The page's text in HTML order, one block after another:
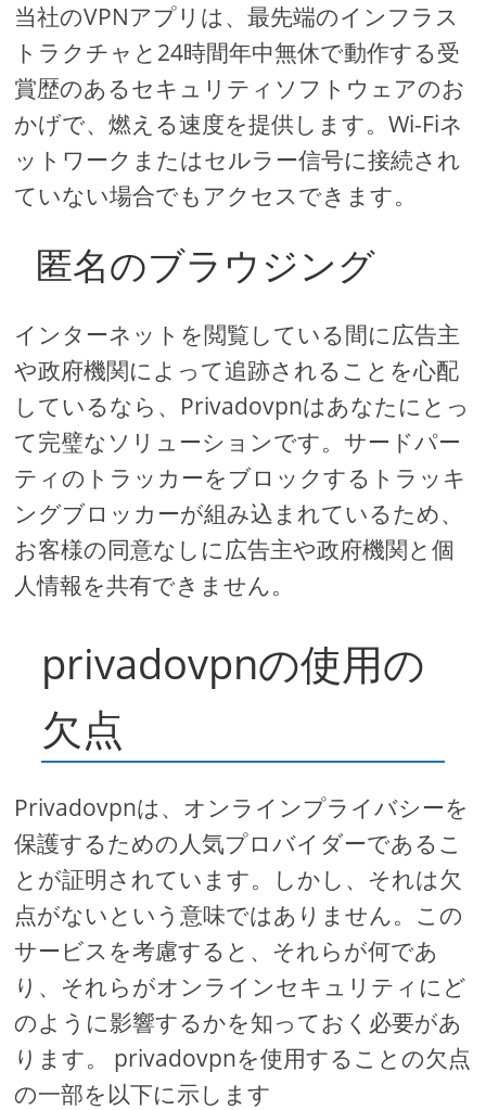
当社のVPNアプリは、最先端のインフラス
トラクチャと24時間年中無休で動作する受
賞歴のあるセキュリティソフトウェアのお
かげで、燃える速度を提供します。Wi-Fiネ
ットワークまたはセルラー信号に接続され
ていない場合でもアクセスできます。
匿名のブラウジング
インターネットを閲覧している間に広告主
や政府機関によって追跡されることを心配
しているなら、Privadovpnはあなたにとっ
て完璧なソリューションです。サードパー
ティのトラッカーをブロックするトラッキ
ングブロッカーが組み込まれているため、
お客様の同意なしに広告主や政府機関と個
人情報を共有できません。
privadovpnの使用の
欠点
Privadovpnは、オンラインプライバシーを
保護するための人気プロバイダーであるこ
とが証明されています。しかし、それは欠
点がないという意味ではありません。この
サービスを考慮すると、それらが何であ
り、それらがオンラインセキュリティにど
のように影響するかを知っておく必要があ
ります。 privadovpnを使用することの欠点
の一部を以下に示します